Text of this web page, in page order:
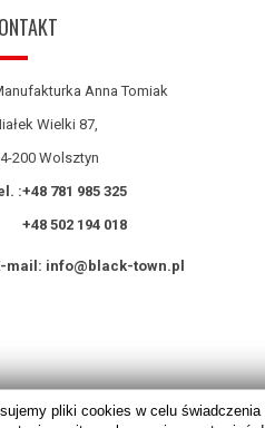
Anna Tomiak
Wielki 87,
200 Wolsztyn
:+48 781 985 325
+48 502 194 018
mail: info@black-town.pl
pliki cookies w celu